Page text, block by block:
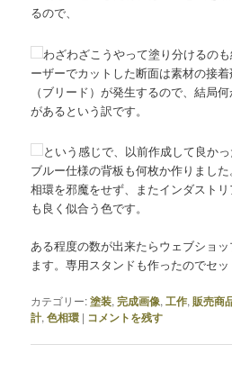
るので、
わざわざこうやって塗り分けるの
ーザーでカットした断面は素材の接
（ブリード）が発生するので、結局
があるという訳です。
という感じで、以前作成して良か
ブルー仕様の背板も何枚か作りまし
相環を邪魔をせず、またインダスト
も良く似合う色です。
ある程度の数が出来たらウェブショ
ます。専用スタンドも作ったのでセ
カテゴリー:塗装,完成画像,工作,販売商
計,色相環 | コメントを残す